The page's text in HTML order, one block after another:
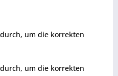
um die korrekten
um die korrekten